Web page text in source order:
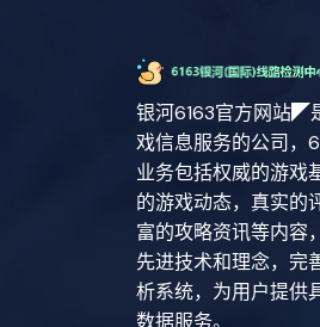
银河6163官方网站◤
戏信息服务的公司，
业务包括权威的游戏
的游戏动态，真实的
富的攻略资讯等内容
先进技术和理念，完
析系统，为用户提供
数据服务。